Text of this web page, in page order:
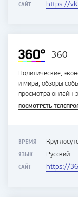
САЙТ https://
360
Политические,
и мира, обзоры
просмотра онлайн-
ПОСМОТРЕТЬ
ВРЕМЯ
ЯЗЫК Русский
САЙТ https://